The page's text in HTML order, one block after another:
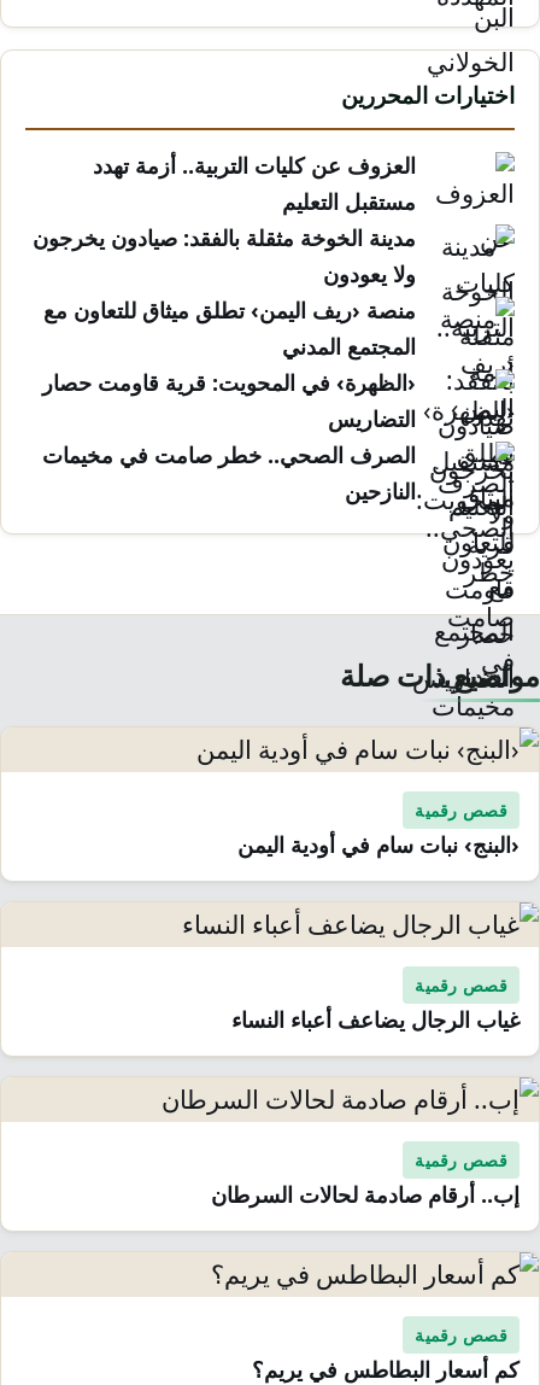
اختيارات المحررين
العزوف عن كليات التربية.. أزمة تهدد
مستقبل التعليم
مدينة الخوخة مثقلة بالفقد: صيادون يخرجون
ولا يعودون
منصة ‹ريف اليمن› تطلق ميثاق للتعاون مع
المجتمع المدني
‹الظهرة› في المحويت: قرية قاومت حصار
التضاريس
الصرف الصحي.. خطر صامت في مخيمات
النازحين
مواضيع ذات صلة
قصص رقمية
‹البنج› نبات سام في أودية اليمن
قصص رقمية
غياب الرجال يضاعف أعباء النساء
قصص رقمية
إب.. أرقام صادمة لحالات السرطان
قصص رقمية
كم أسعار البطاطس في يريم؟